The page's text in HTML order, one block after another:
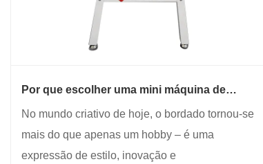
Por que escolher uma mini máquina de
artesanato e negócios?
No mundo criativo de hoje, o bordado tornou-se
mais do que apenas um hobby – é uma
expressão de estilo, inovação e